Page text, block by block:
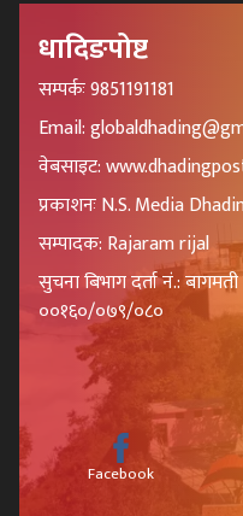
धादिङपोष्ट
सम्पर्कः 9851191181
Email:
वेबसाइट:
प्रकाशनः N.S. Media
सम्पादक: Rajaram rijal
सुचना बिभाग दर्ता नं.: बागमती
००१६०/०७९/०८०
Facebook